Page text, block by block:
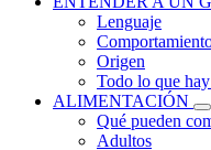
Lenguaje
Origen
Todo lo que
ALIMENTACIÓN
Qué pueden
Adultos